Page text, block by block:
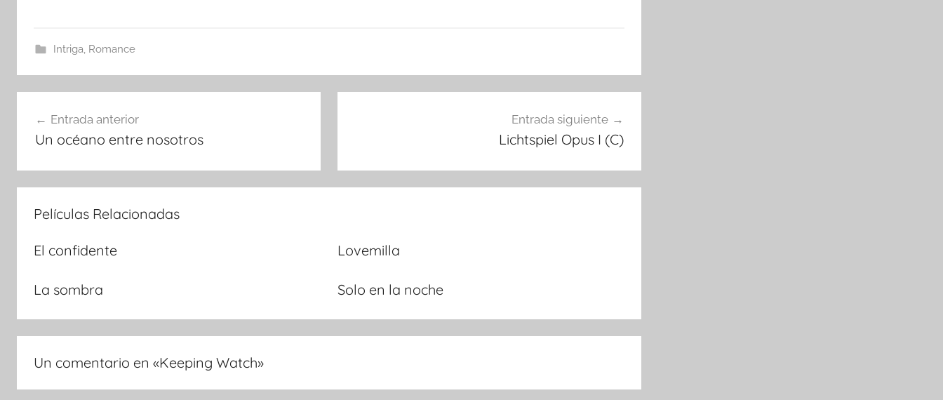
Intriga, Romance
Navegación
de
entradas
Entrada anterior
Un océano entre nosotros
Entrada siguiente
Lichtspiel Opus I (C)
Películas Relacionadas
El confidente Lovemilla
La sombra Solo en la noche
Un comentario en «Keeping Watch»